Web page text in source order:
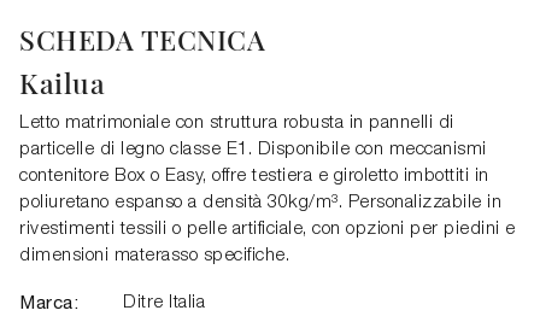
SCHEDA TECNICA
Kailua
Letto matrimoniale con struttura robusta in pannelli di
particelle di legno classe E1. Disponibile con meccanismi
contenitore Box o Easy, offre testiera e giroletto imbottiti in
poliuretano espanso a densità 30kg/m³. Personalizzabile in
rivestimenti tessili o pelle artificiale, con opzioni per piedini e
dimensioni materasso specifiche.
Marca: Ditre Italia